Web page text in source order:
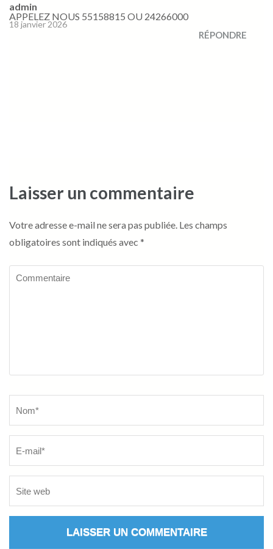
admin
18 janvier 2026
APPELEZ NOUS 55158815 OU 24266000
RÉPONDRE
Laisser un commentaire
Votre adresse e-mail ne sera pas publiée. Les champs
obligatoires sont indiqués avec *
Commentaire